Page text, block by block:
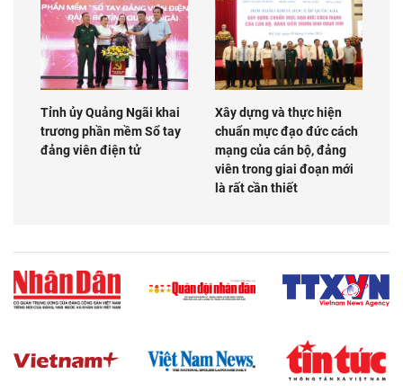
Tỉnh ủy Quảng Ngãi khai
trương phần mềm Sổ tay
đảng viên điện tử
Xây dựng và thực hiện
chuẩn mực đạo đức cách
mạng của cán bộ, đảng
viên trong giai đoạn mới
là rất cần thiết